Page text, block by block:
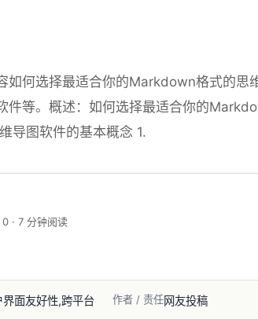
如何选择最适合你的Markdown格式的思
等。概述：如何选择最适合你的
导图软件的基本概念 1.
· 7 分钟阅读
面友好性,跨平台
作者 / 责任网友投稿